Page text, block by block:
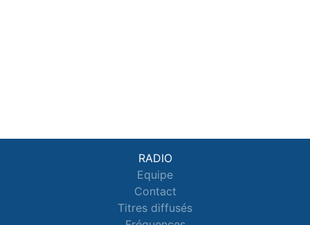
RADIO
Equipe
Contact
Titres diffusés